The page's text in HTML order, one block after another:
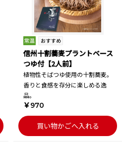
信州十割蕎麦プラントベース
つゆ付【2人前】
植物性そばつゆ使用の十割蕎麦。
香りと食感を存分に楽しめる逸
品。
￥970
買い物かごへ入れる